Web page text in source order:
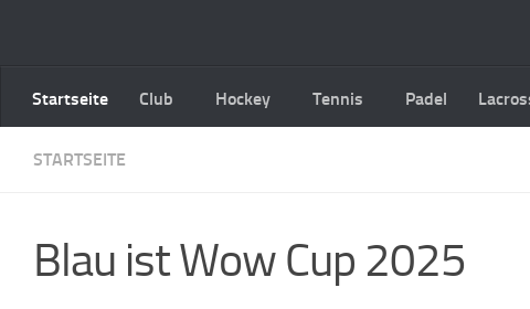
Startseite Club Hockey Tennis Padel
STARTSEITE
Blau ist Wow Cup 2025